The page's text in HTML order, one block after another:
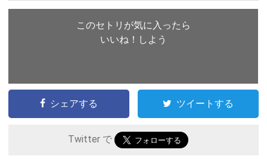
このセトリが気に入ったら
いいね！しよう
シェアする ツイートする
Twitter で